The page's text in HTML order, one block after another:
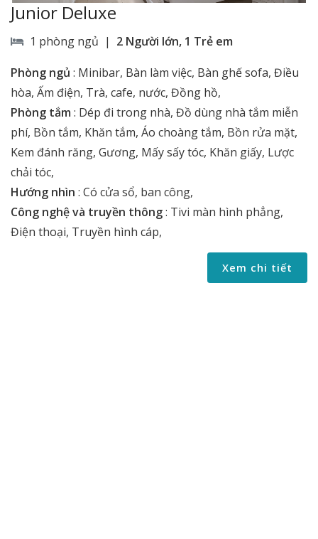
Junior Deluxe
1 phòng ngủ | 2 Người lớn, 1 Trẻ em
Phòng ngủ : Minibar, Bàn làm việc, Bàn ghế sofa, Điều
hòa, Ấm điện, Trà, cafe, nước, Đồng hồ,
Phòng tắm : Dép đi trong nhà, Đồ dùng nhà tắm miễn
phí, Bồn tắm, Khăn tắm, Áo choàng tắm, Bồn rửa mặt,
Kem đánh răng, Gương, Mấy sấy tóc, Khăn giấy, Lược
chải tóc,
Hướng nhìn : Có cửa sổ, ban công,
Công nghệ và truyền thông: Tivi màn hình phẳng,
Điện thoại, Truyền hình cáp,
Xem chi tiết